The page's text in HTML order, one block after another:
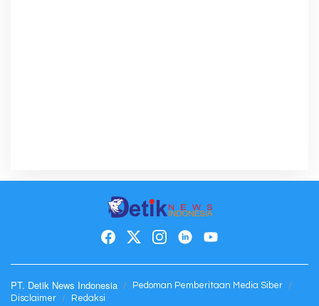
PT. Detik News Indonesia
Pedoman Pemberitaan Media Siber
Disclaimer
Redaksi